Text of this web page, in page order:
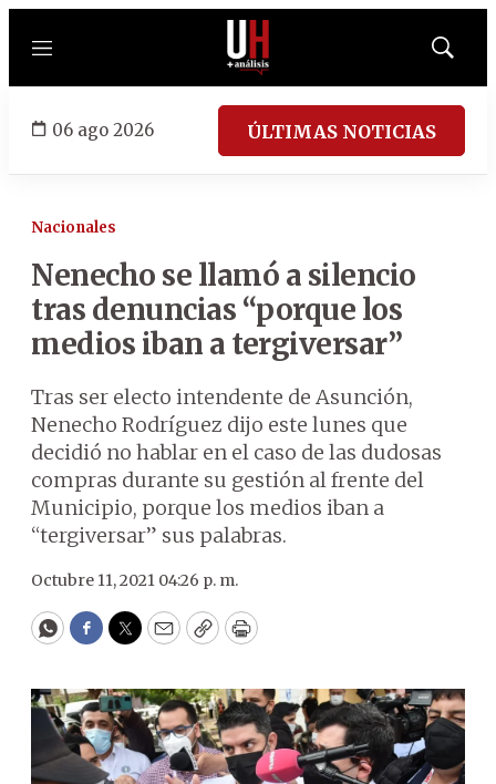
Menú
Mostrar
06 ago 2026 ÚLTIMAS NOTICIAS
Nacionales
Nenecho se llamó a silencio
tras denuncias “porque los
medios iban a tergiversar”
Tras ser electo intendente de Asunción,
Nenecho Rodríguez dijo este lunes que
decidió no hablar en el caso de las dudosas
compras durante su gestión al frente del
Municipio, porque los medios iban a
“tergiversar” sus palabras.
Octubre 11, 2021 04:26 p. m.
WhatsApp
Facebook
Twitter
EmailCopyPrint